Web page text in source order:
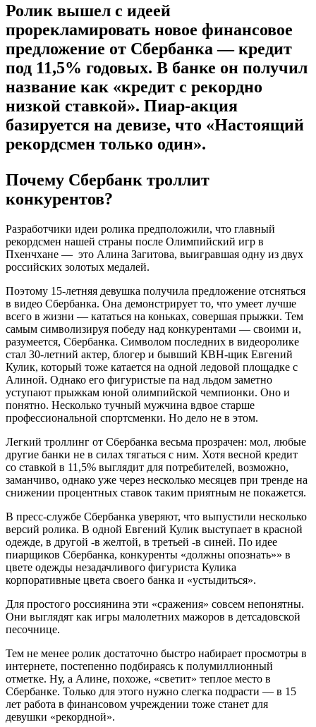
Ролик вышел с идеей
прорекламировать новое финансовое
предложение от Сбербанка — кредит
под 11,5% годовых. В банке он получил
название как «кредит с рекордно
низкой ставкой». Пиар-акция
базируется на девизе, что «Настоящий
рекордсмен только один».
Почему Сбербанк троллит
конкурентов?
Разработчики идеи ролика предположили, что главный
рекордсмен нашей страны после Олимпийский игр в
Пхенчхане — это Алина Загитова, выигравшая одну из двух
российских золотых медалей.
Поэтому 15-летняя девушка получила предложение отсняться
в видео Сбербанка. Она демонстрирует то, что умеет лучше
всего в жизни — кататься на коньках, совершая прыжки. Тем
самым символизируя победу над конкурентами — своими и,
разумеется, Сбербанка. Символом последних в видеоролике
стал 30-летний актер, блогер и бывший КВН-щик Евгений
Кулик, который тоже катается на одной ледовой площадке с
Алиной. Однако его фигуристые па над льдом заметно
уступают прыжкам юной олимпийской чемпионки. Оно и
понятно. Несколько тучный мужчина вдвое старше
профессиональной спортсменки. Но дело не в этом.
Легкий троллинг от Сбербанка весьма прозрачен: мол, любые
другие банки не в силах тягаться с ним. Хотя весной кредит
со ставкой в 11,5% выглядит для потребителей, возможно,
заманчиво, однако уже через несколько месяцев при тренде на
снижении процентных ставок таким приятным не покажется.
В пресс-службе Сбербанка уверяют, что выпустили несколько
версий ролика. В одной Евгений Кулик выступает в красной
одежде, в другой -в желтой, в третьей -в синей. По идее
пиарщиков Сбербанка, конкуренты «должны опознать»» в
цвете одежды незадачливого фигуриста Кулика
корпоративные цвета своего банка и «устыдиться».
Для простого россиянина эти «сражения» совсем непонятны.
Они выглядят как игры малолетних мажоров в детсадовской
песочнице.
Тем не менее ролик достаточно быстро набирает просмотры в
интернете, постепенно подбираясь к полумиллионный
отметке. Ну, а Алине, похоже, «светит» теплое место в
Сбербанке. Только для этого нужно слегка подрасти — в 15
лет работа в финансовом учреждении тоже станет для
девушки «рекордной».